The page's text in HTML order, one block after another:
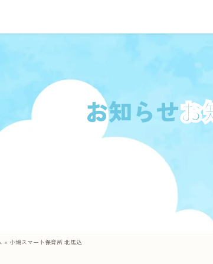
お知らせ
» 小鳩スマート保育所 北馬込